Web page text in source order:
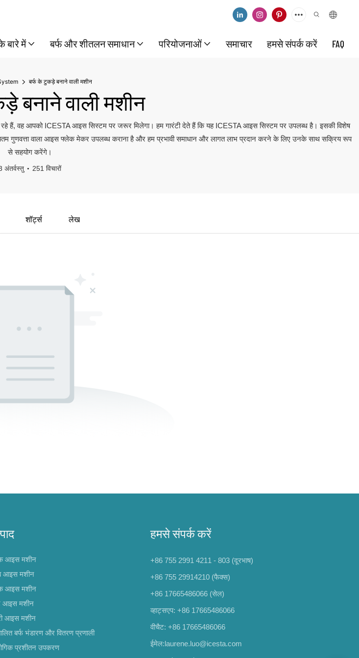
बारे में बर्फ और शीतलन समाधान परियोजनाओं समाचार हमसे संपर्क करें FAQ
बर्फ के टुकड़े बनाने वाली मशीन
बनाने वाली मशीन
वह आपको ICESTA आइस सिस्टम पर जरूर मिलेगा। हम गारंटी देते हैं कि यह ICESTA आइस सिस्टम पर उपलब्ध है। इसकी विशेष
गुणवत्ता वाला आइस फ्लेक मेकर उपलब्ध कराना है और हम प्रभावी समाधान और लागत लाभ प्रदान करने के लिए उनके साथ सक्रिय रूप
से सहयोग करेंगे।
अंतर्वस्तु 251 विचारों
शॉर्ट्स लेख
आइस मशीन
आइस मशीन
आइस मशीन
आइस मशीन
आइस मशीन
बर्फ भंडारण और वितरण प्रणाली
प्रशीतन उपकरण
हमसे संपर्क करें
+86 755 2991 4211 - 803 (दूरभाष)
+86 755 29914210 (फैक्स)
+86 17665486066 (सेल)
व्हाट्सएप: +86 17665486066
वीचैट: +86 17665486066
ईमेल:laurene.luo@icesta.com